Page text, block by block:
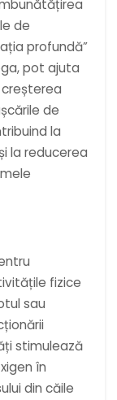
de
profundă”
pot ajuta
de
la
la reducerea
fizice
sau
stimulează
în
din căile